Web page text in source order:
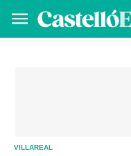
VILLAREAL